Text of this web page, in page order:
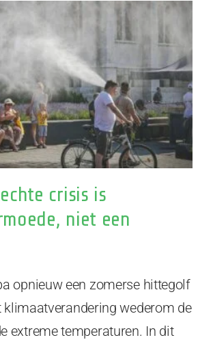
crisis is
niet een
opnieuw een zomerse hittegolf
klimaatverandering wederom de
extreme temperaturen. In dit